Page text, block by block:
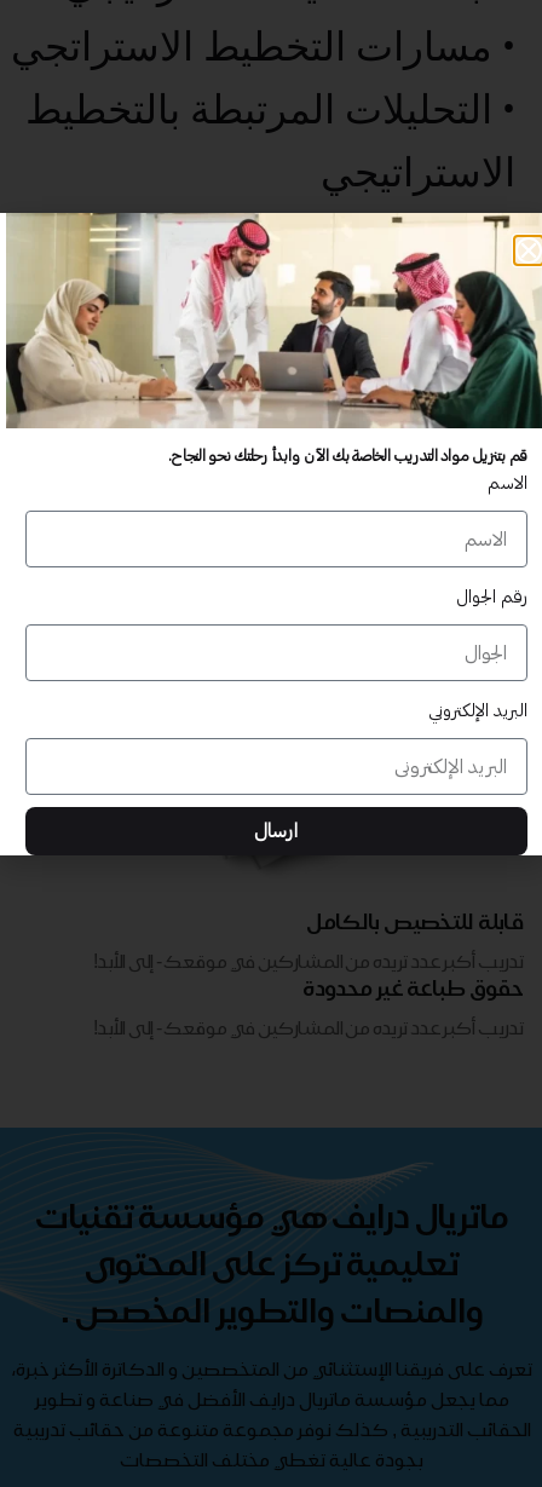
• مسارات التخطيط الاستراتجي
• التحليلات المرتبطة بالتخطيط
الاستراتيجي
• الخاتمة
عدد غير محدود من المستخدمين
تدريب أكبر عدد تريده من المشاركين في موقعك - ​​إلى الأبد!
لا توجد رسوم تجديد سنوية
تدريب أكبر عدد تريده من المشاركين في موقعك - ​​إلى الأبد!
قابلة للتخصيص بالكامل
تدريب أكبر عدد تريده من المشاركين في موقعك - ​​إلى الأبد!
حقوق طباعة غير محدودة
تدريب أكبر عدد تريده من المشاركين في موقعك - ​​إلى الأبد!
ماتريال درايف هي مؤسسة تقنيات
تعليمية تركز على المحتوى
والمنصات والتطوير المخصص .
تعرف على فريقنا الإستثنائي من المتخصصين و الدكاترة الأكثر خبرة،
مما يجعل مؤسسة ماتريال درايف الأفضل في صناعة و تطوير
الحقائب التدريبية , كذلك نوفر مجموعة متنوعة من حقائب تدريبية
بجودة عالية تغطي مختلف التخصصات
قم بتنزيل مواد التدريب الخاصة بك الآن وابدأ رحلتك نحو النجاح.
الاسم
رقم الجوال
البريد الإلكتروني
ارسال